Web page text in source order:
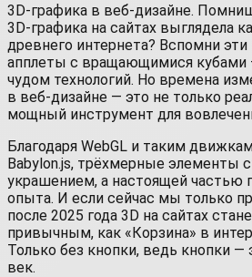
3D-графика в веб-дизайне.
3D-графика на сайтах выглядела
древнего интернета? Вспомни
апплеты с вращающимися кубами
чудом технологий. Но времена
в веб-дизайне — это не только
мощный инструмент для
Благодаря WebGL и таким
Babylon.js, трёхмерные элементы
украшением, а настоящей частью
опыта. И если сейчас мы только
после 2025 года 3D на сайтах
привычным, как «Корзина» в
Только без кнопки, ведь кнопки
век.